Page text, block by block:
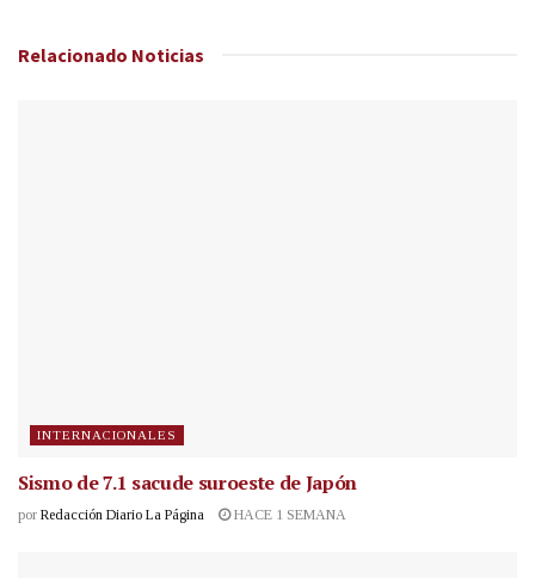
Relacionado Noticias
INTERNACIONALES
Sismo de 7.1 sacude suroeste de Japón
por Redacción Diario La Página HACE 1 SEMANA